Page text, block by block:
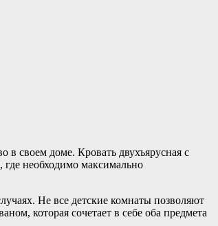
в своем доме. Кровать двухъярусная с
где необходимо максимально
Не все детские комнаты позволяют
которая сочетает в себе оба предмета